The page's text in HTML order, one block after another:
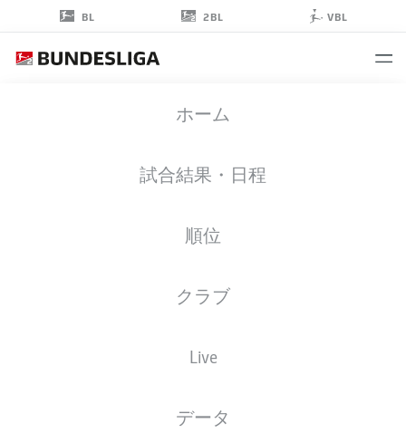
BL 2BL VBL
ホーム
試合結果・日程
順位
クラブ
Live
データ